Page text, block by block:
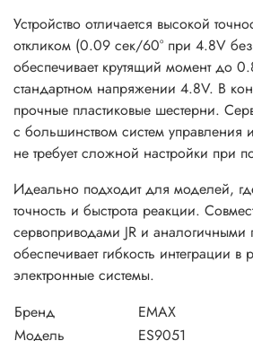
Устройство отличается высокой
откликом (0.09 сек/60° при 4.8V
обеспечивает крутящий момент до
стандартном напряжении 4.8V. В
прочные пластиковые шестерни.
с большинством систем
не требует сложной настройки при
Идеально подходит для моделей,
точность и быстрота реакции.
сервоприводами JR и аналогичными
обеспечивает гибкость интеграции в
электронные системы.
Бренд
EMAX
Модель
ES9051